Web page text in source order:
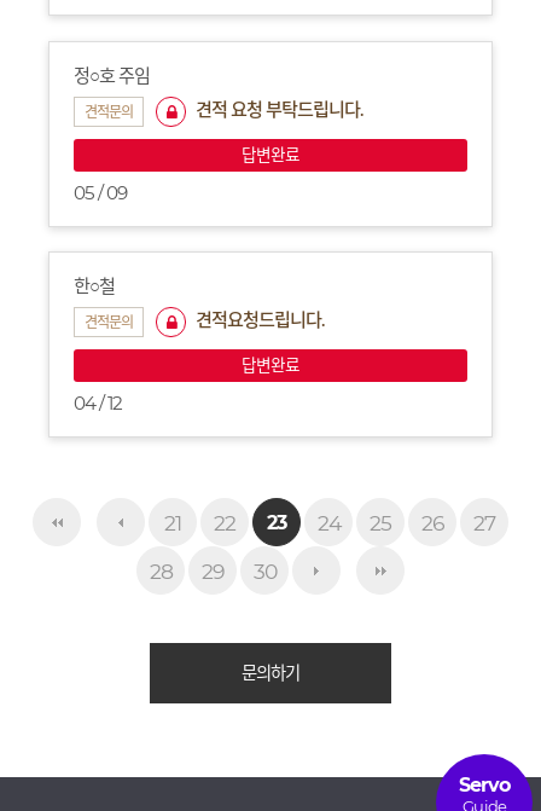
정○호 주임
견적문의 견적 요청 부탁드립니다.
답변완료
05 / 09
한○철
견적문의 견적요청드립니다.
답변완료
04 / 12
21 22 23 24 25 26
27
28
29 30
문의하기
Servo
Guide